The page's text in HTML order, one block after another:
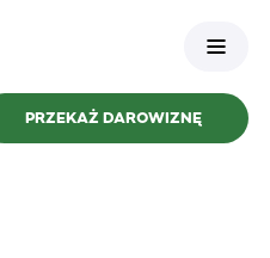
PRZEKAŻ DAROWIZNĘ